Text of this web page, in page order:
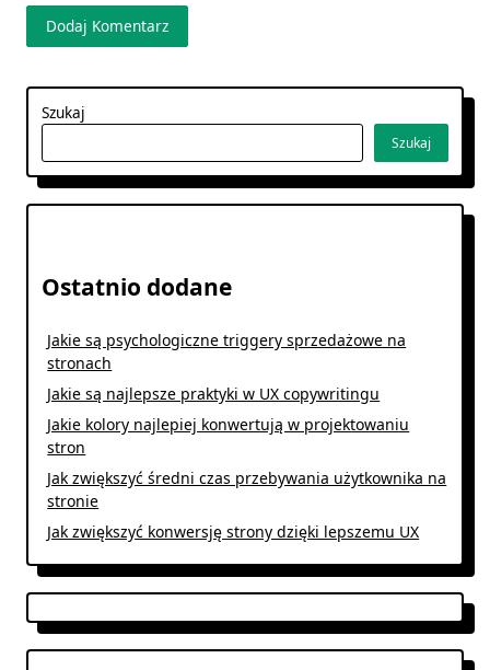
Szukaj
Szukaj
Ostatnio dodane
Jakie są psychologiczne triggery sprzedażowe na
stronach
Jakie są najlepsze praktyki w UX copywritingu
Jakie kolory najlepiej konwertują w projektowaniu
stron
Jak zwiększyć średni czas przebywania użytkownika na
stronie
Jak zwiększyć konwersję strony dzięki lepszemu UX